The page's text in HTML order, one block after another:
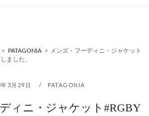
> PATAGONIA > メンズ・フーディニ・ジャケット
ました。
3月29日 PATAGONIA
ィニ・ジャケット#RGBY